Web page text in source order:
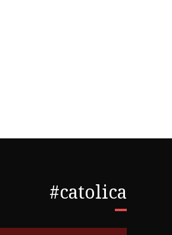
#catolica